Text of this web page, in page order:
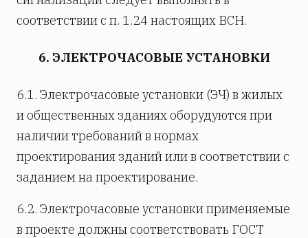
соответствии с п. 1.24 настоящих ВСН.
6. ЭЛЕКТРОЧАСОВЫЕ УСТАНОВКИ
6.1. Электрочасовые установки (ЭЧ) в жилых
и общественных зданиях оборудуются при
наличии требований в нормах
проектирования зданий или в соответствии с
заданием на проектирование.
6.2. Электрочасовые установки применяемые
в проекте должны соответствовать ГОСТ